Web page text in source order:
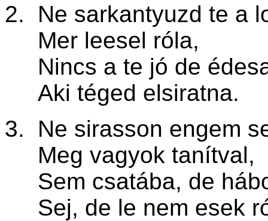
2. Ne sarkantyuzd te a
Mer leesel róla,
Nincs a te jó de
Aki téged elsiratna.
3. Ne sirasson engem
Meg vagyok tanítval,
Sem csatába, de
Sej, de le nem esek